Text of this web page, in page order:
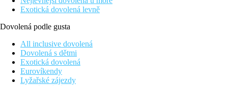
Exotická dovolená levně
Dovolená podle gusta
All inclusive dovolená
Dovolená s dětmi
Exotická dovolená
Eurovíkendy
Lyžařské zájezdy